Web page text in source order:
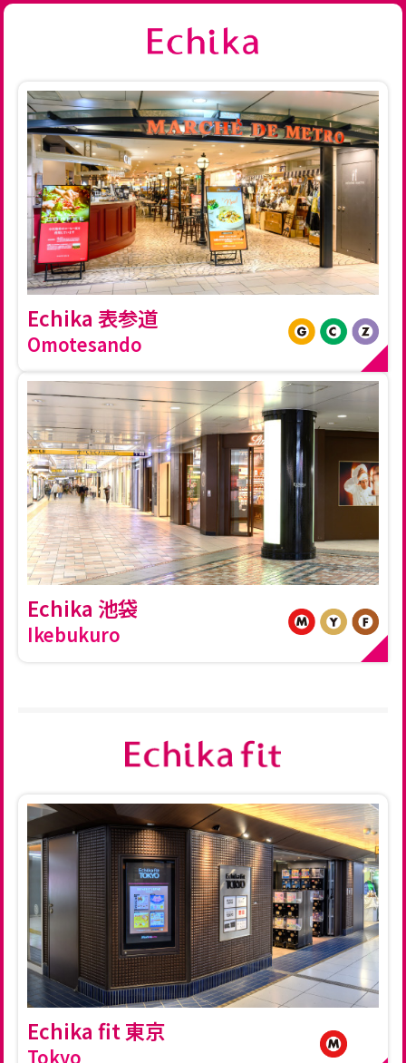
Echika 表参道
Omotesando
Echika 池袋
Ikebukuro
Echika fit 東京
Tokyo